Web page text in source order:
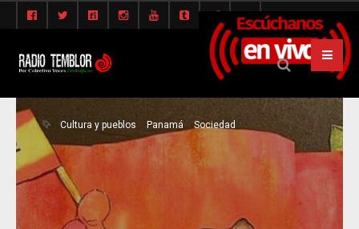
Cultura y pueblos Panamá Sociedad